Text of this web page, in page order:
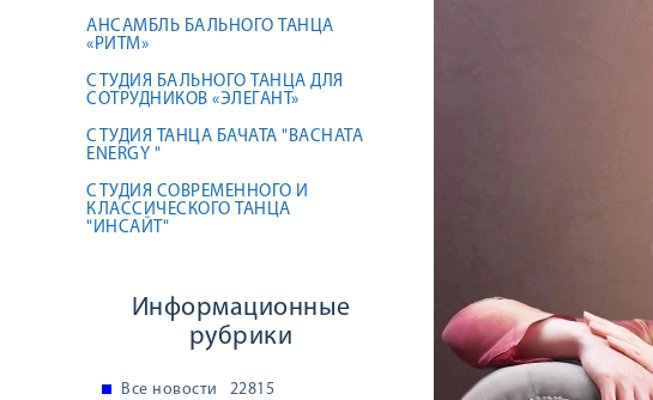
АНСАМБЛЬ БАЛЬНОГО ТАНЦА
«РИТМ»
СТУДИЯ БАЛЬНОГО ТАНЦА ДЛЯ
СОТРУДНИКОВ «ЭЛЕГАНТ»
СТУДИЯ ТАНЦА БАЧАТА "BACHATA
ENERGY "
СТУДИЯ СОВРЕМЕННОГО И
КЛАССИЧЕСКОГО ТАНЦА
"ИНСАЙТ"
Информационные
рубрики
Все новости
22815